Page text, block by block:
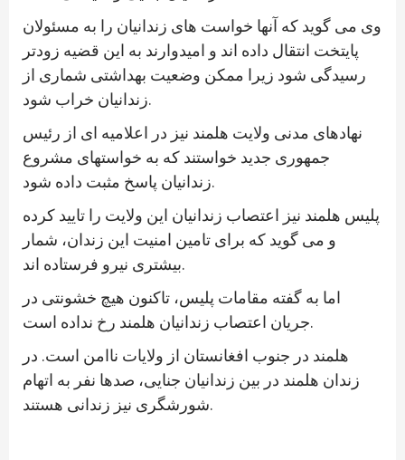
وی می گوید که آنها خواست های زندانیان را به مسئولان
پایتخت انتقال داده اند و امیدوارند به این قضیه زودتر
رسیدگی شود زیرا ممکن وضعیت بهداشتی شماری از
زندانیان خراب شود.
نهادهای مدنی ولایت هلمند نیز در اعلامیه ای از رئیس
جمهوری جدید خواستند که به خواستهای مشروع
زندانیان پاسخ مثبت داده شود.
پلیس هلمند نیز اعتصاب زندانیان این ولایت را تایید کرده
و می گوید که برای تامین امنیت این زندان، شمار
بیشتری نیرو فرستاده اند.
اما به گفته مقامات پلیس، تاکنون هیچ خشونتی در
جریان اعتصاب زندانیان هلمند رخ نداده است.
هلمند در جنوب افغانستان از ولایات ناامن است. در
زندان هلمند در بین زندانیان جنایی، صدها نفر به اتهام
شورشگری نیز زندانی هستند.